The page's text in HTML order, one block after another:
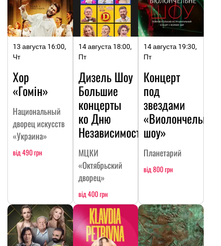
13 августа 16:00,
Чт
Хор
«Гомін»
Национальный
дворец искусств
«Украина»
від 490 грн
14 августа 18:00,
Пт
Дизель Шоу
Большие
концерты
ко Дню
Независимости
МЦКИ
«Октябрьский
дворец»
від 400 грн
14 августа 19:30,
Пт
Концерт
под
звездами
«Виолончельное
шоу»
Планетарий
від 800 грн